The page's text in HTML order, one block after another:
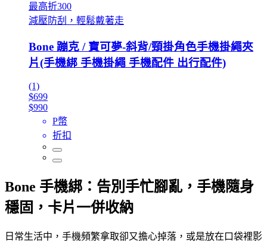
最高折300
減壓防刮，輕鬆戴著走
Bone 蹦克 / 寶可夢-斜背/頸掛角色手機掛繩夾
片(手機綁 手機掛繩 手機配件 出行配件)
(1)
$699
$990
P幣
折扣
Bone 手機綁：告別手忙腳亂，手機隨身
穩固，卡片一併收納
日常生活中，手機頻繁拿取卻又擔心掉落，或是放在口袋裡影